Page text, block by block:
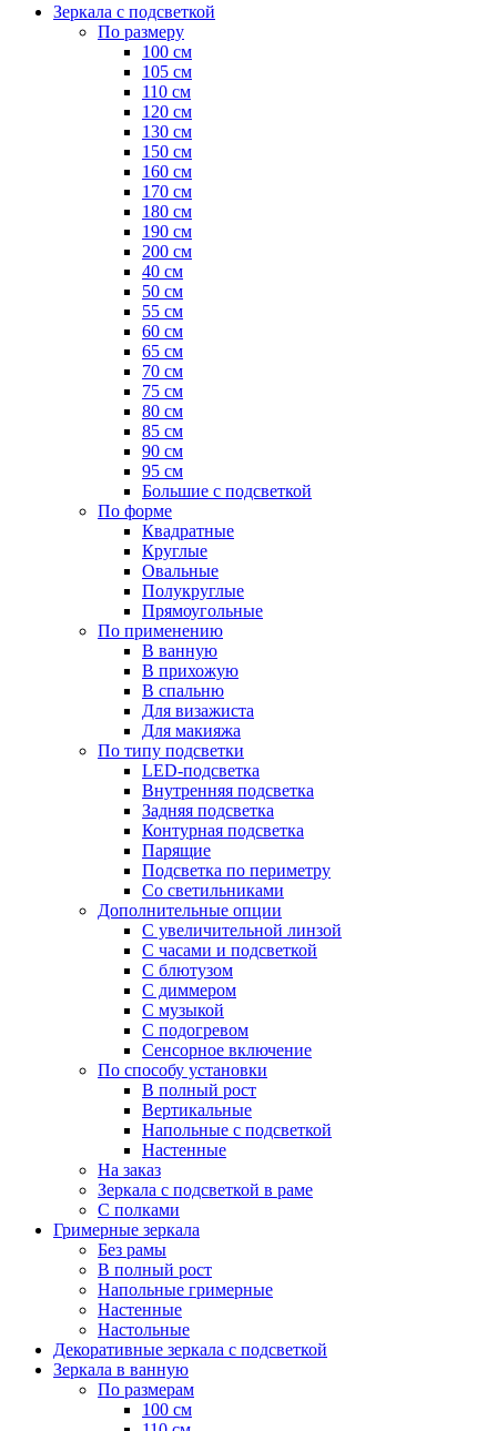
Зеркала с подсветкой
По размеру
100 см
105 см
110 см
120 см
130 см
150 см
160 см
170 см
180 см
190 см
200 см
40 см
50 см
55 см
60 см
65 см
70 см
75 см
80 см
85 см
90 см
95 см
Большие с подсветкой
По форме
Квадратные
Круглые
Овальные
Полукруглые
Прямоугольные
По применению
В ванную
В прихожую
В спальню
Для визажиста
Для макияжа
По типу подсветки
LED-подсветка
Внутренняя подсветка
Задняя подсветка
Контурная подсветка
Парящие
Подсветка по периметру
Со светильниками
Дополнительные опции
C увеличительной линзой
C часами и подсветкой
С блютузом
С диммером
С музыкой
С подогревом
Сенсорное включение
По способу установки
В полный рост
Вертикальные
Напольные с подсветкой
Настенные
На заказ
Зеркала с подсветкой в раме
С полками
Гримерные зеркала
Без рамы
В полный рост
Напольные гримерные
Настенные
Настольные
Декоративные зеркала с подсветкой
Зеркала в ванную
По размерам
100 см